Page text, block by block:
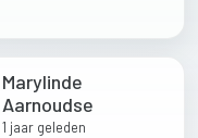
Marylinde
Aarnoudse
1 jaar geleden